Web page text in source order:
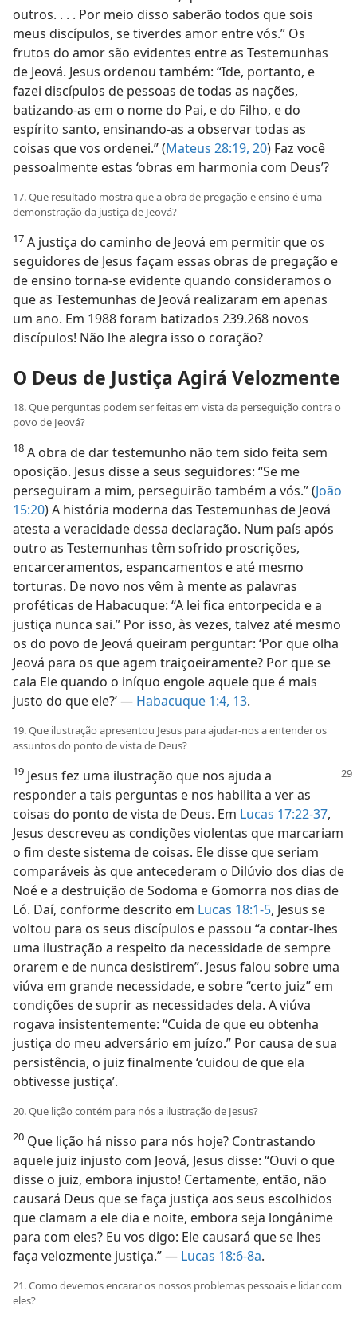
outros. . . . Por meio disso saberão todos que sois
meus discípulos, se tiverdes amor entre vós.” Os
frutos do amor são evidentes entre as Testemunhas
de Jeová. Jesus ordenou também: “Ide, portanto, e
fazei discípulos de pessoas de todas as nações,
batizando-as em o nome do Pai, e do Filho, e do
espírito santo, ensinando-as a observar todas as
coisas que vos ordenei.” (Mateus 28:19, 20) Faz você
pessoalmente estas ‘obras em harmonia com Deus’?
17. Que resultado mostra que a obra de pregação e ensino é uma
demonstração da justiça de Jeová?
17 A justiça do caminho de Jeová em permitir que os
seguidores de Jesus façam essas obras de pregação e
de ensino torna-se evidente quando consideramos o
que as Testemunhas de Jeová realizaram em apenas
um ano. Em 1988 foram batizados 239.268 novos
discípulos! Não lhe alegra isso o coração?
O Deus de Justiça Agirá Velozmente
18. Que perguntas podem ser feitas em vista da perseguição contra o
povo de Jeová?
18 A obra de dar testemunho não tem sido feita sem
oposição. Jesus disse a seus seguidores: “Se me
perseguiram a mim, perseguirão também a vós.” (João
15:20) A história moderna das Testemunhas de Jeová
atesta a veracidade dessa declaração. Num país após
outro as Testemunhas têm sofrido proscrições,
encarceramentos, espancamentos e até mesmo
torturas. De novo nos vêm à mente as palavras
proféticas de Habacuque: “A lei fica entorpecida e a
justiça nunca sai.” Por isso, às vezes, talvez até mesmo
os do povo de Jeová queiram perguntar: ‘Por que olha
Jeová para os que agem traiçoeiramente? Por que se
cala Ele quando o iníquo engole aquele que é mais
justo do que ele?’ — Habacuque 1:4, 13.
19. Que ilustração apresentou Jesus para ajudar-nos a entender os
assuntos do ponto de vista de Deus?
19 Jesus fez uma ilustração que nos ajuda a
responder a tais perguntas e nos habilita a ver as
coisas do ponto de vista de Deus. Em Lucas 17:22-37,
Jesus descreveu as condições violentas que marcariam
o fim deste sistema de coisas. Ele disse que seriam
comparáveis às que antecederam o Dilúvio dos dias de
Noé e a destruição de Sodoma e Gomorra nos dias de
Ló. Daí, conforme descrito em Lucas 18:1-5, Jesus se
voltou para os seus discípulos e passou “a contar-lhes
uma ilustração a respeito da necessidade de sempre
orarem e de nunca desistirem”. Jesus falou sobre uma
viúva em grande necessidade, e sobre “certo juiz” em
condições de suprir as necessidades dela. A viúva
rogava insistentemente: “Cuida de que eu obtenha
justiça do meu adversário em juízo.” Por causa de sua
persistência, o juiz finalmente ‘cuidou de que ela
obtivesse justiça’.
20. Que lição contém para nós a ilustração de Jesus?
20 Que lição há nisso para nós hoje? Contrastando
aquele juiz injusto com Jeová, Jesus disse: “Ouvi o que
disse o juiz, embora injusto! Certamente, então, não
causará Deus que se faça justiça aos seus escolhidos
que clamam a ele dia e noite, embora seja longânime
para com eles? Eu vos digo: Ele causará que se lhes
faça velozmente justiça.” — Lucas 18:6-8a.
21. Como devemos encarar os nossos problemas pessoais e lidar com
eles?